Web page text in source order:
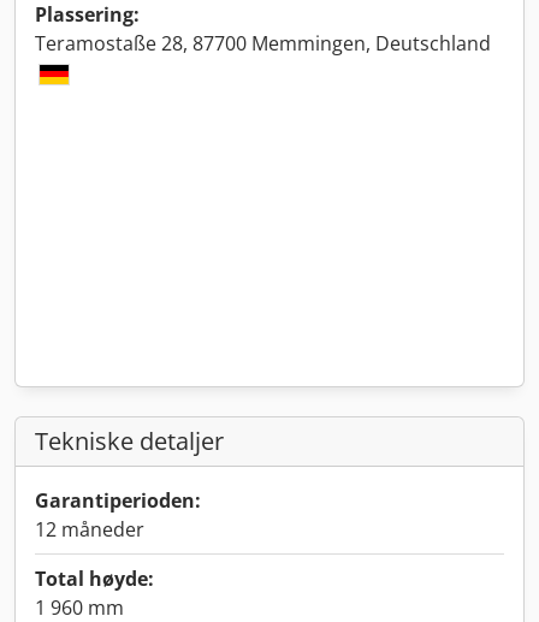
Plassering:
Teramostaße 28, 87700 Memmingen, Deutschland
Tekniske detaljer
Garantiperioden:
12 måneder
Total høyde:
1 960 mm